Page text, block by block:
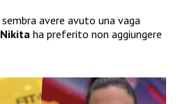
sembra avere avuto una vaga
Nikita ha preferito non aggiungere